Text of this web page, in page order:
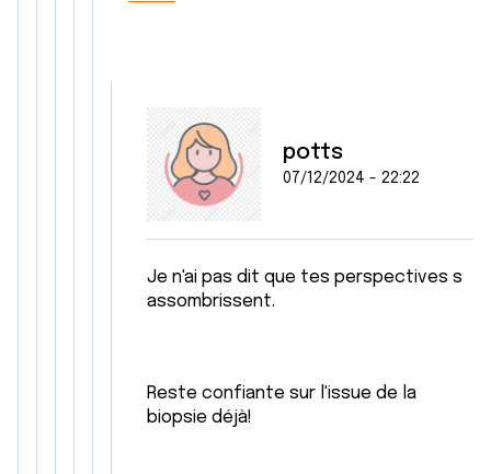
potts
07/12/2024 - 22:22
Je n'ai pas dit que tes perspectives s
assombrissent.
Reste confiante sur l'issue de la
biopsie déjà!